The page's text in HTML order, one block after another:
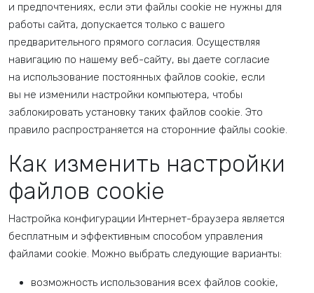
и предпочтениях, если эти файлы cookie не нужны для
работы сайта, допускается только с вашего
предварительного прямого согласия. Осуществляя
навигацию по нашему веб-сайту, вы даете согласие
на использование постоянных файлов cookie, если
вы не изменили настройки компьютера, чтобы
заблокировать установку таких файлов cookie. Это
правило распространяется на сторонние файлы cookie.
Как изменить настройки
файлов cookie
Настройка конфигурации Интернет-браузера является
бесплатным и эффективным способом управления
файлами cookie. Можно выбрать следующие варианты:
возможность использования всех файлов cookie,